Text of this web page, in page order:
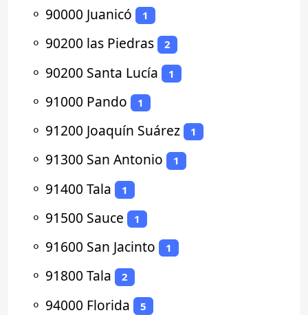
⚬ 90000 Juanicó 1
⚬ 90200 las Piedras 2
⚬ 90200 Santa Lucía 1
⚬ 91000 Pando 1
⚬ 91200 Joaquín Suárez 1
⚬ 91300 San Antonio 1
⚬ 91400 Tala 1
⚬ 91500 Sauce 1
⚬ 91600 San Jacinto 1
⚬ 91800 Tala 2
⚬ 94000 Florida 5